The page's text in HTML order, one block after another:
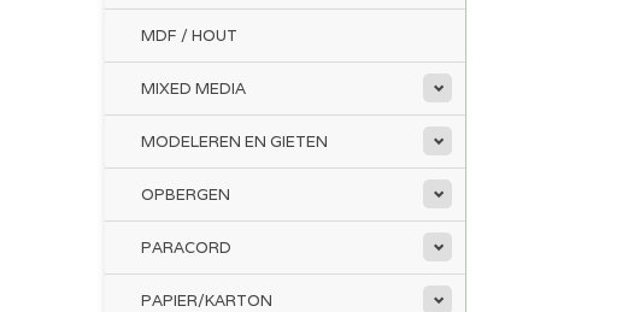
MDF / HOUT
MIXED MEDIA
MODELEREN EN GIETEN
OPBERGEN
PARACORD
PAPIER/KARTON